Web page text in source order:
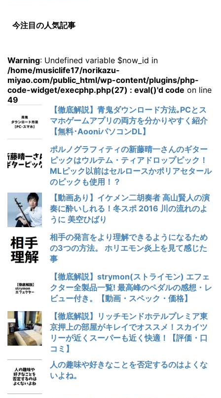
今注目の人気記事
Warning: Undefined variable $now_id in
/home/musiclife17/norikazu-
miyao.com/public_html/wp-content/plugins/php-
code-widget/execphp.php(27) : eval()'d code on line
49
【徹底解説】青鬼ダウンロード方法｡PCとス
マホゲームアプリの両方を分かりやすく紹介
【無料･AooniパソコンDL】
ポルノグラフィティの新藤晴一さんのギター
ピックはウルテム・ティアドロップピック！
MLピック以前はセルロースかポリアセタール
のピックも使用！？
【動画あり】イケメン二胡奏者 高山賢人の演
奏に酔いしれる！冬スポ 2016 川の流れのよ
うに 美空ひばり
相手の発言をより理解できるようになるため
の3つの方法。 ホリエモン炎上を見て感じた
事
【徹底解説】strymon(ストライモン) エフェ
クター全製品一覧! 最高峰のペダルの感想・レ
ビュー付き。【動画・スペック・価格】
【徹底解説】リッチモンドホテルプレミア東
京押上の部屋がキレイでオススメ！スカイツ
リーが近くスーパーも近く快適！【評価・口
コミ】
人の趣味や好きなことを否定するのはよくな
いよね。